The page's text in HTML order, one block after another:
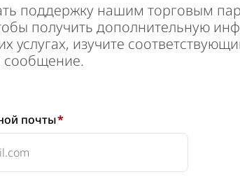
поддержку нашим торговым
получить дополнительную
услугах, изучите
сообщение.
почты*